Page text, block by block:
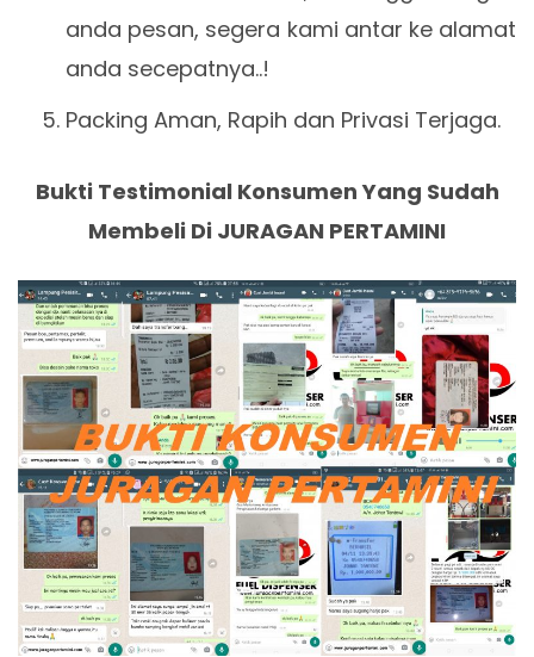
anda pesan, segera kami antar ke alamat
anda secepatnya..!
Packing Aman, Rapih dan Privasi Terjaga.
Bukti Testimonial Konsumen Yang Sudah
Membeli Di JURAGAN PERTAMINI